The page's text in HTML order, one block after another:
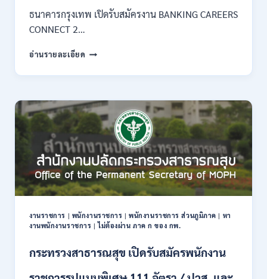
–
ธนาคารกรุงเทพ เปิดรับสมัครงาน BANKING CAREERS
CONNECT 2…
อ่านรายละเอียด ธนาคาร
เปิด
สมัคร
งาน
40
ตำแหน่ง
/
ปริญญา
ตรี
หลาย
ขึ้น
ไป
ยินดี
งานราชการ | พนักงานราชการ |พนักงานราชการ ส่วนภูมิภาค | หา
งานพนักงานราชการ |ไม่ต้องผ่าน ภาค ก ของ กพ.
กระทรวงสาธารณสุข เปิดรับสมัครพนักงาน